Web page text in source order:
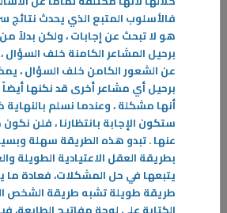
فالأسلوب المتبع الذي يحدث نتائج
هو لا تبحث عن إجابات ، ولكن بدلاً
برحيل المشاعر الكامنة خلف السؤال
عن الشعور الكامن خلف السؤال ،
برحيل أي مشاعر أخرى قد نكنها أيضاً
أنها مشكلة ، وعندما نسلم بالنهاية
ستكون الإجابة بانتظارنا ، فلن
عنها . تبدو هذه الطريقة سهلة
بطريقة العقل الاعتيادية الطويلة
يتبعها في حل المشكلات، فعادة ما
طريقة طويلة تشبه طريقة الشخص